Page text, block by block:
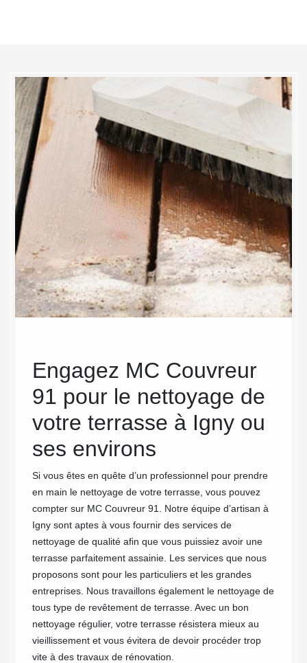
Engagez MC Couvreur
91 pour le nettoyage de
votre terrasse à Igny ou
ses environs
Si vous êtes en quête d’un professionnel pour prendre
en main le nettoyage de votre terrasse, vous pouvez
compter sur MC Couvreur 91. Notre équipe d’artisan à
Igny sont aptes à vous fournir des services de
nettoyage de qualité afin que vous puissiez avoir une
terrasse parfaitement assainie. Les services que nous
proposons sont pour les particuliers et les grandes
entreprises. Nous travaillons également le nettoyage de
tous type de revêtement de terrasse. Avec un bon
nettoyage régulier, votre terrasse résistera mieux au
vieillissement et vous évitera de devoir procéder trop
vite à des travaux de rénovation.